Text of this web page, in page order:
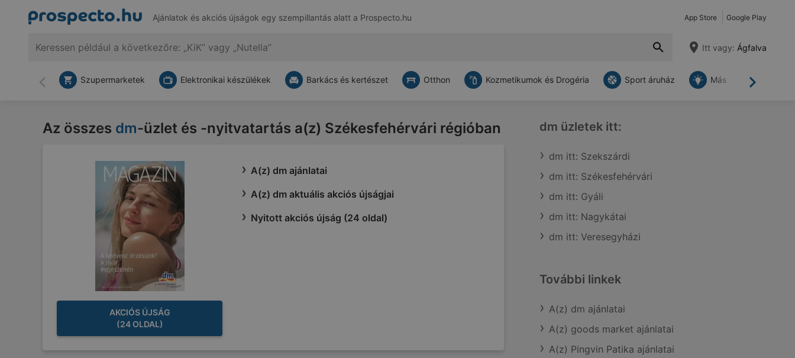
Ajánlatok és akciós újságok egy szempillantás alatt a Prospecto.hu App Store Google Play
Itt vagy: Ágfalva
Vissza Tovább
Szupermarketek Elektronikai készülékek Barkács és kertészet Otthon Kozmetikumok és Drogéria Sport áruház Más
Az összes dm-üzlet és -nyitvatartás a(z) Székesfehérvári régióban
AKCIÓS ÚJSÁG
(24 OLDAL)
A(z) dm ajánlatai
A(z) dm aktuális akciós újságjai
Nyitott akciós újság (24 oldal)
dm üzletek itt:
dm itt: Szekszárdi
dm itt: Székesfehérvári
dm itt: Gyáli
dm itt: Nagykátai
dm itt: Veresegyházi
További linkek
A(z) dm ajánlatai
A(z) goods market ajánlatai
A(z) Pingvin Patika ajánlatai